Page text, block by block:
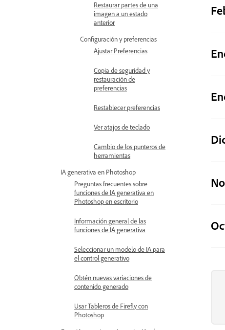
Restaurar partes de una
imagen a un estado
anterior
Configuración y preferencias
Ajustar Preferencias
Copia de seguridad y
restauración de
preferencias
Restablecer preferencias
Ver atajos de teclado
Cambio de los punteros de
herramientas
IA generativa en Photoshop
Preguntas frecuentes sobre
funciones de IA generativa en
Photoshop en escritorio
Información general de las
funciones de IA generativa
Seleccionar un modelo de IA para
el control generativo
Obtén nuevas variaciones de
contenido generado
Usar Tableros de Firefly con
Photoshop